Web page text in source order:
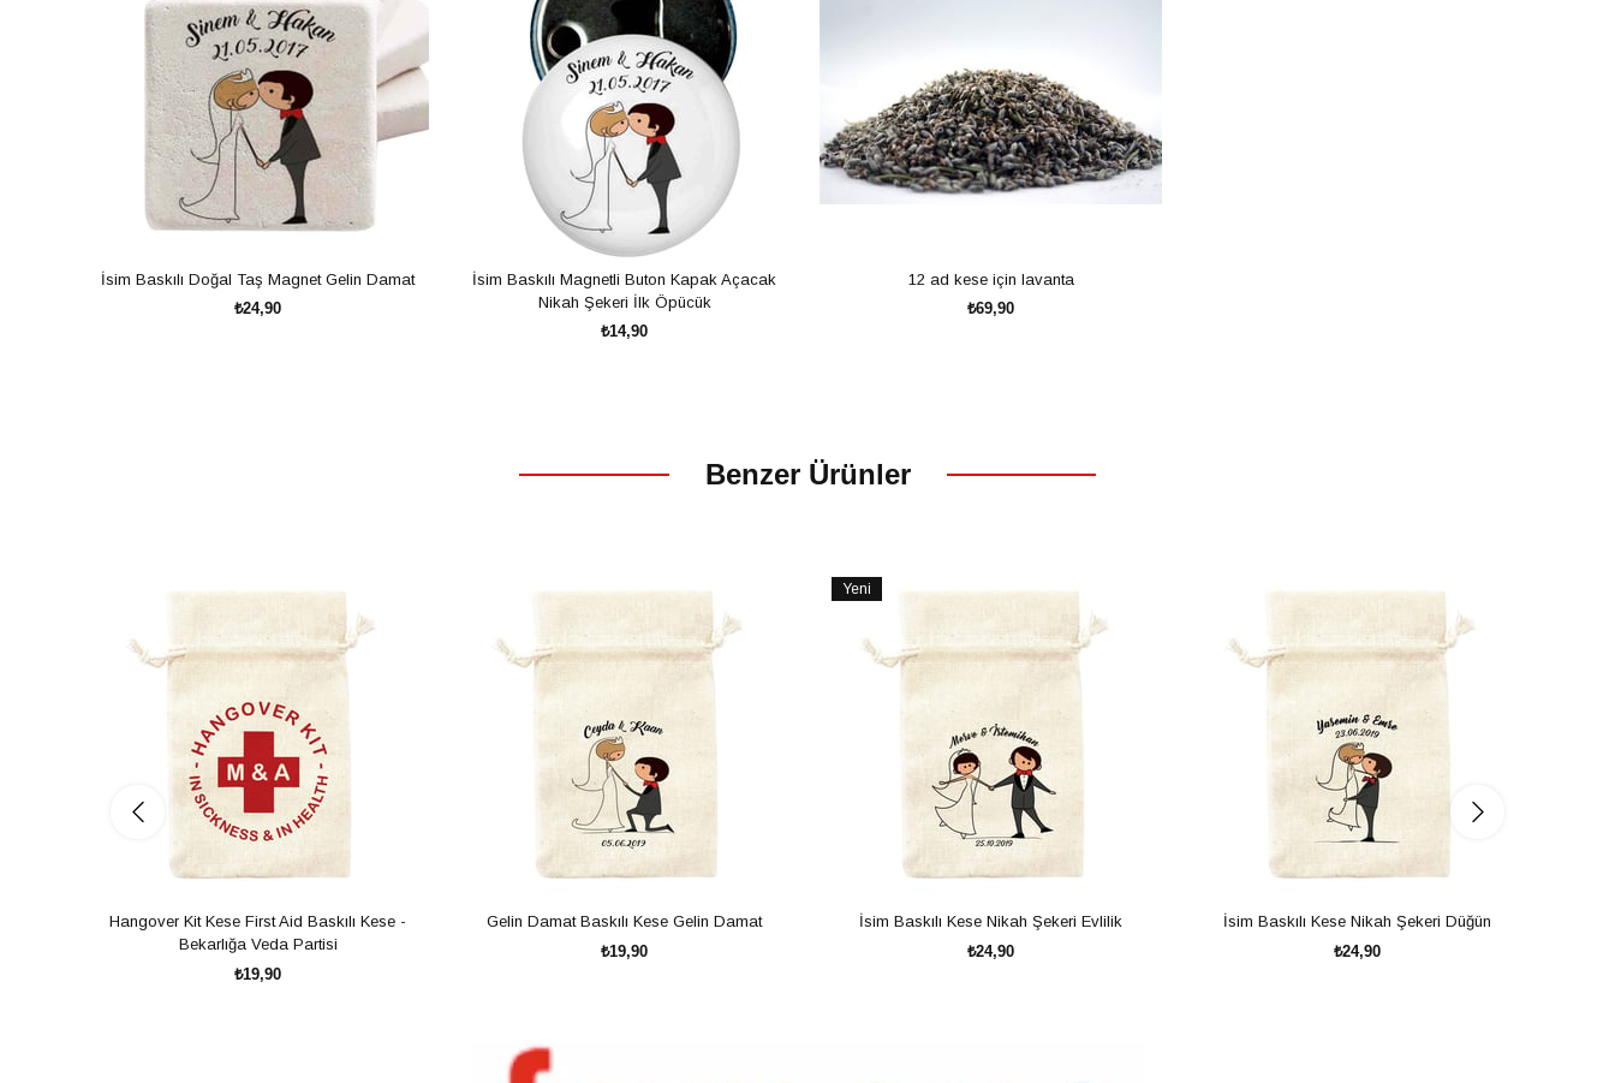
İsim Baskılı Doğal Taş Magnet Gelin Damat
₺24,90
İsim Baskılı Magnetli Buton Kapak Açacak
Nikah Şekeri İlk Öpücük
₺14,90
12 ad kese için lavanta
₺69,90
Benzer Ürünler
Hangover Kit Kese First Aid Baskılı Kese -
Bekarlığa Veda Partisi
₺19,90
Gelin Damat Baskılı Kese Gelin Damat
₺19,90
Yeni
İsim Baskılı Kese Nikah Şekeri Evlilik
₺24,90
İsim Baskılı Kese Nikah Şekeri Düğün
₺24,90